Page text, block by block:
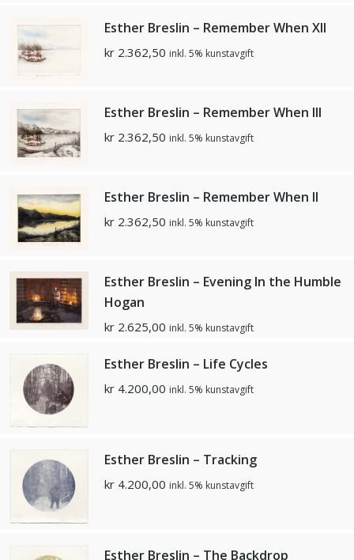
Esther Breslin – Remember When Xll
kr 2.362,50 inkl. 5% kunstavgift
Esther Breslin – Remember When lll
kr 2.362,50 inkl. 5% kunstavgift
Esther Breslin – Remember When ll
kr 2.362,50 inkl. 5% kunstavgift
Esther Breslin – Evening In the Humble
Hogan
kr 2.625,00 inkl. 5% kunstavgift
Esther Breslin – Life Cycles
kr 4.200,00 inkl. 5% kunstavgift
Esther Breslin – Tracking
kr 4.200,00 inkl. 5% kunstavgift
Esther Breslin – The Backdrop